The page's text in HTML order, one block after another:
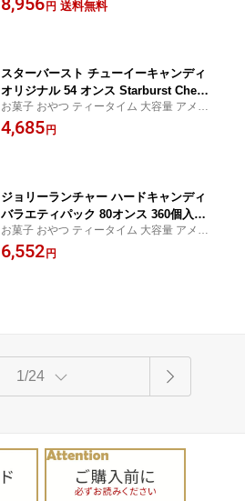
円 送料無料
スターバースト チューイーキャンディ
オリジナル 54 オンス Starburst Chewy
Candy, Original, 54 oz 日本未発売【お
取り寄せ商品】
お菓子 おやつ ティータイム 大容量 アメリ
カ
4,685 円
ジョリーランチャー ハードキャンディ
バラエティパック 80オンス 360個入り J
olly Rancher Hard Candy, Variety Pac
k, 80 oz, 360-count 日本未発売【お取
お菓子 おやつ ティータイム 大容量 アメリ
カ
6,552 円
1/24